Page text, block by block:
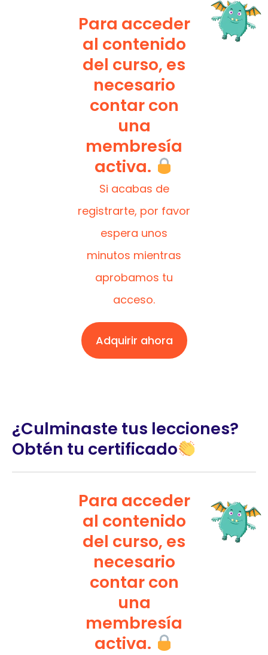
Para acceder
al contenido
del curso, es
necesario
contar con
una
membresía
activa.
Si acabas de
registrarte, por favor
espera unos
minutos mientras
aprobamos tu
acceso.
Adquirir ahora
¿Culminaste tus lecciones?
Obtén tu certificado
Para acceder
al contenido
del curso, es
necesario
contar con
una
membresía
activa.